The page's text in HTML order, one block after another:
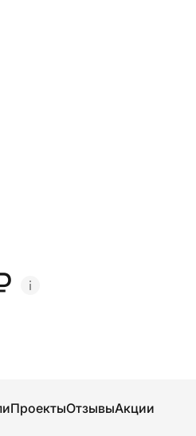
ПроектыОтзывыАкции